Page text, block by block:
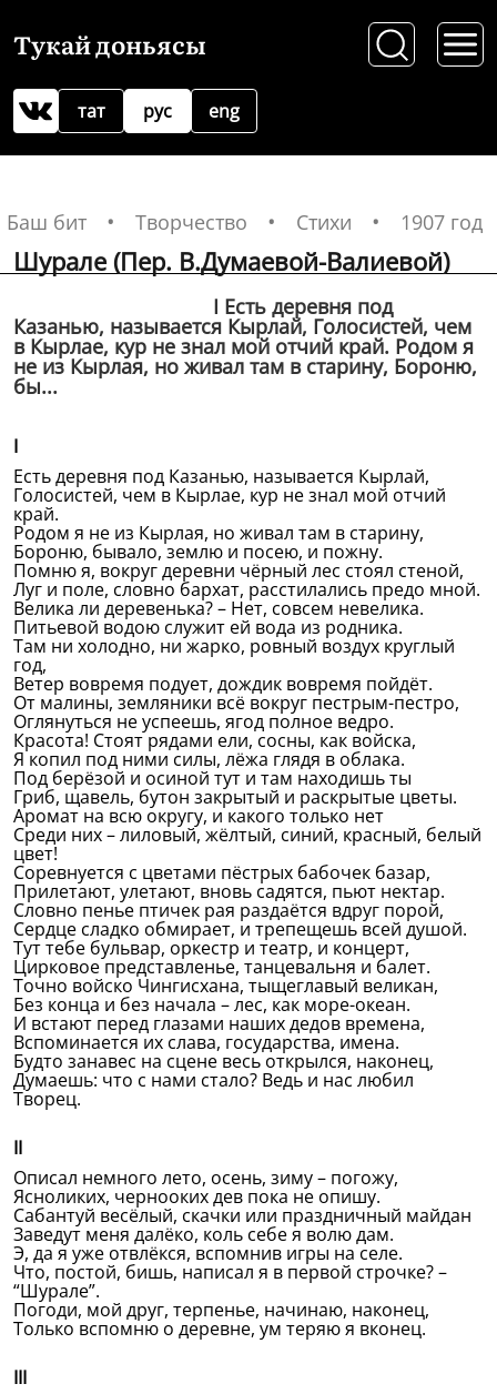
Тукай доньясы
рус
тат eng
Баш бит Творчество Стихи 1907 год
Шурале (Пер. В.Думаевой-Валиевой)
I Есть деревня под
Казанью, называется Кырлай, Голосистей, чем
в Кырлае, кур не знал мой отчий край. Родом я
не из Кырлая, но живал там в старину, Бороню,
бы...
I
Есть деревня под Казанью, называется Кырлай,
Голосистей, чем в Кырлае, кур не знал мой отчий
край.
Родом я не из Кырлая, но живал там в старину,
Бороню, бывало, землю и посею, и пожну.
Помню я, вокруг деревни чёрный лес стоял стеной,
Луг и поле, словно бархат, расстилались предо мной.
Велика ли деревенька? – Нет, совсем невелика.
Питьевой водою служит ей вода из родника.
Там ни холодно, ни жарко, ровный воздух круглый
год,
Ветер вовремя подует, дождик вовремя пойдёт.
От малины, земляники всё вокруг пестрым-пестро,
Оглянуться не успеешь, ягод полное ведро.
Красота! Стоят рядами ели, сосны, как войска,
Я копил под ними силы, лёжа глядя в облака.
Под берёзой и осиной тут и там находишь ты
Гриб, щавель, бутон закрытый и раскрытые цветы.
Аромат на всю округу, и какого только нет
Среди них – лиловый, жёлтый, синий, красный, белый
цвет!
Соревнуется с цветами пёстрых бабочек базар,
Прилетают, улетают, вновь садятся, пьют нектар.
Словно пенье птичек рая раздаётся вдруг порой,
Сердце сладко обмирает, и трепещешь всей душой.
Тут тебе бульвар, оркестр и театр, и концерт,
Цирковое представленье, танцевальня и балет.
Точно войско Чингисхана, тыщеглавый великан,
Без конца и без начала – лес, как море-океан.
И встают перед глазами наших дедов времена,
Вспоминается их слава, государства, имена.
Будто занавес на сцене весь открылся, наконец,
Думаешь: что с нами стало? Ведь и нас любил
Творец.
II
Описал немного лето, осень, зиму – погожу,
Ясноликих, чернооких дев пока не опишу.
Сабантуй весёлый, скачки или праздничный майдан
Заведут меня далёко, коль себе я волю дам.
Э, да я уже отвлёкся, вспомнив игры на селе.
Что, постой, бишь, написал я в первой строчке? –
“Шурале”.
Погоди, мой друг, терпенье, начинаю, наконец,
Только вспомню о деревне, ум теряю я вконец.
III